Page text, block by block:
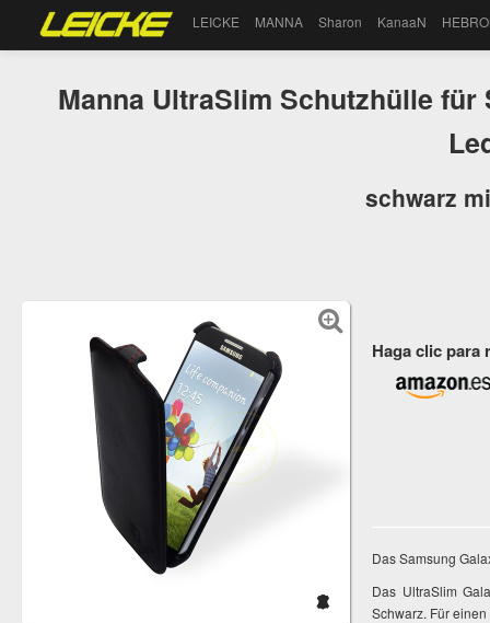
LEICKE MANNA Sharon KanaaN
Manna UltraSlim Schutzhülle
schwarz
Haga clic para
Das Samsung
Das UltraSlim
Schwarz. Für